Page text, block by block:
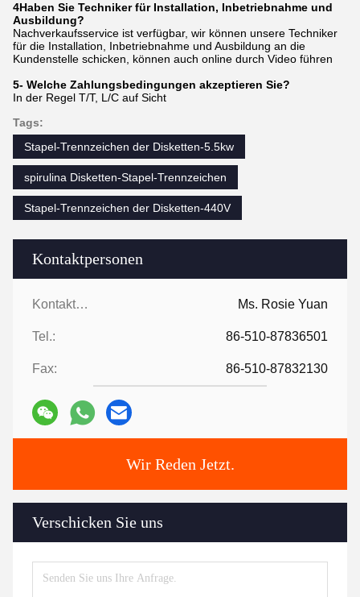
Kontaktpersonen
Kontaktpersonen: Ms. Rosie Yuan
Tel.: 86-510-87836501
Fax: 86-510-87832130
Wir Reden Jetzt.
Verschicken Sie uns
4Haben Sie Techniker für Installation, Inbetriebnahme und
Ausbildung?
Nachverkaufsservice ist verfügbar, wir können unsere Techniker
für die Installation, Inbetriebnahme und Ausbildung an die
Kundenstelle schicken, können auch online durch Video führen
5- Welche Zahlungsbedingungen akzeptieren Sie?
In der Regel T/T, L/C auf Sicht
Tags:
Stapel-Trennzeichen der Disketten-5.5kw
spirulina Disketten-Stapel-Trennzeichen
Stapel-Trennzeichen der Disketten-440V